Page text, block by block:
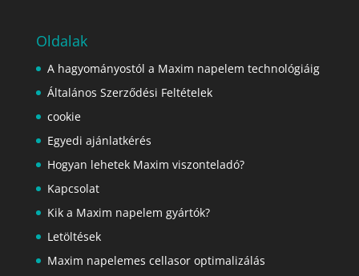
Oldalak
A hagyományostól a Maxim napelem technológiáig
Általános Szerződési Feltételek
cookie
Egyedi ajánlatkérés
Hogyan lehetek Maxim viszonteladó?
Kapcsolat
Kik a Maxim napelem gyártók?
Letöltések
Maxim napelemes cellasor optimalizálás